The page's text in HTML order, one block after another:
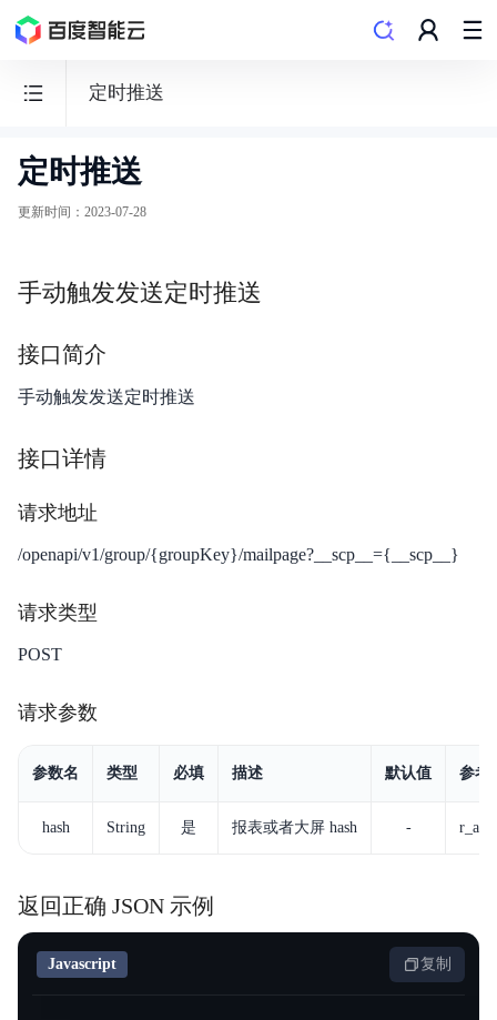
定时推送
百
度
可
化
Sugar
更新日志
产品定价
定时推送
更新时间 ： 2023-07-28
手动触发发送定时推送
接口简介
手动触发发送定时推送
接口详情
请求地址
/openapi/v1/group/{groupKey}/mailpage?__scp__={__scp__}
请求类型
POST
请求参数
参数名 类型 必填 描述 默认值 参考
hash String 是 报表或者大屏 hash -
返回正确 JSON 示例
Javascript 复制